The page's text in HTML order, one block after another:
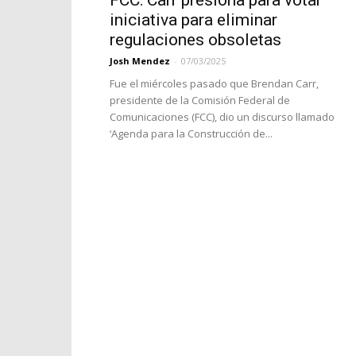
iniciativa para eliminar
regulaciones obsoletas
Josh Mendez - 07/03/2025
Fue el miércoles pasado que Brendan Carr,
presidente de la Comisión Federal de
Comunicaciones (FCC), dio un discurso llamado
‘Agenda para la Construcción de...